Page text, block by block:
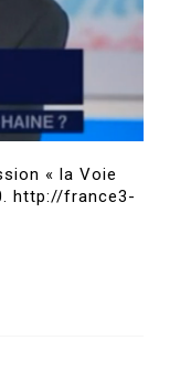
« la Voie
http://france3-